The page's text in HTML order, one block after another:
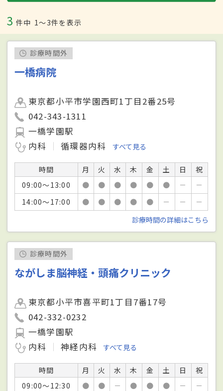
3 件中 1〜3件を表示
診療時間外
一橋病院
東京都小平市学園西町1丁目2番25号
042-343-1311
一橋学園駅
内科
循環器内科 すべて見る
時間 月 火 水 木 金 土 日
祝
09:00～13:00
● ● ● ● ● ● －
－
14:00～17:00
● ● ● ● ● － －
－
診療時間の詳細はこちら
診療時間外
ながしま脳神経・頭痛クリニック
東京都小平市喜平町1丁目7番17号
042-332-0232
一橋学園駅
内科
神経内科 すべて見る
時間 月 火 水 木 金 土 日
祝
09:00～12:30
● ● － ● ● ● －
－